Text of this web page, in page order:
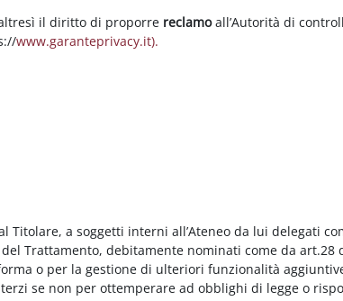
il diritto di proporre reclamoall’Autorità di
www.garanteprivacy.it).
Titolare, a soggetti interni all’Ateneo da lui delegati
Trattamento, debitamente nominati come da art.28
o per la gestione di ulteriori funzionalità
se non per ottemperare ad obblighi di legge o